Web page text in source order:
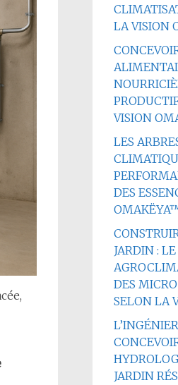
LA VISION
VISION
LES
DES
JARDIN :
DES
SELON LA
JARDIN